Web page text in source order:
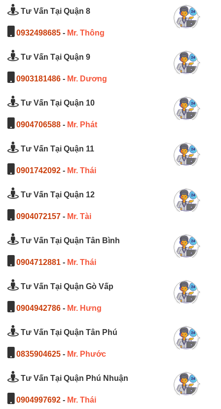
Tư Vấn Tại Quận 8
0932498685 - Mr. Thông
Tư Vấn Tại Quận 9
0903181486 - Mr. Dương
Tư Vấn Tại Quận 10
0904706588 - Mr. Phát
Tư Vấn Tại Quận 11
0901742092 - Mr. Thái
Tư Vấn Tại Quận 12
0904072157 - Mr. Tài
Tư Vấn Tại Quận Tân Bình
0904712881 - Mr. Thái
Tư Vấn Tại Quận Gò Vấp
0904942786 - Mr. Hưng
Tư Vấn Tại Quận Tân Phú
0835904625 - Mr. Phước
Tư Vấn Tại Quận Phú Nhuận
0904997692 - Mr. Thái